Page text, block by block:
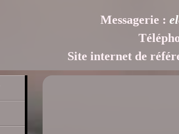
Messagerie :
Site internet de